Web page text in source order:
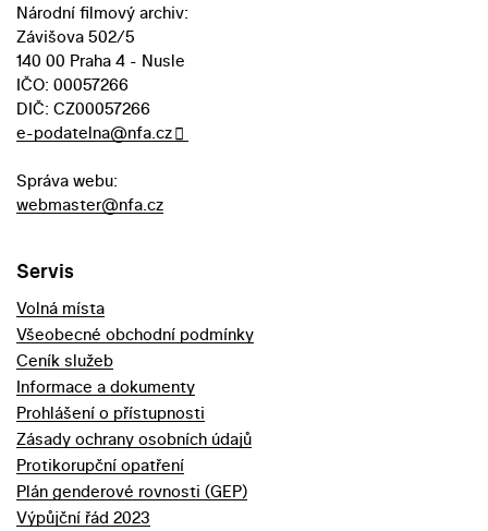
Národní filmový archiv:
Závišova 502/5
140 00 Praha 4 - Nusle
IČO: 00057266
DIČ: CZ00057266
e-podatelna@nfa.cz
Správa webu:
webmaster@nfa.cz
Servis
Volná místa
Všeobecné obchodní podmínky
Ceník služeb
Informace a dokumenty
Prohlášení o přístupnosti
Zásady ochrany osobních údajů
Protikorupční opatření
Plán genderové rovnosti (GEP)
Výpůjční řád 2023